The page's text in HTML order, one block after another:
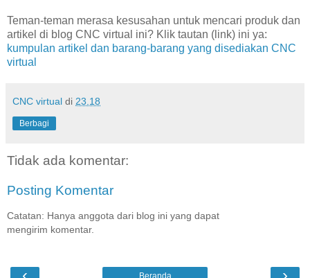
Teman-teman merasa kesusahan untuk mencari produk dan
artikel di blog CNC virtual ini? Klik tautan (link) ini ya:
kumpulan artikel dan barang-barang yang disediakan CNC
virtual
CNC virtual di 23.18
Berbagi
Tidak ada komentar:
Posting Komentar
Catatan: Hanya anggota dari blog ini yang dapat
mengirim komentar.
Beranda